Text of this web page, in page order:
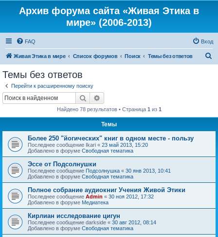
Архив форума сайта «Живая Этика в
мире» (2006-2013)
FAQ Вход
Живая Этика в мире Список форумов Поиск Темы без ответов
Темы без ответов
Перейти к расширенному поиску
Поиск
Найдено 78 результатов • Страница 1 из 1
Темы
Более 250 "йогических" книг в одном месте - пользу
Последнее сообщение Ikari « 23 май 2013, 15:20
Добавлено в форуме Свободная тематика
Эссе от Подсолнушки
Последнее сообщение Подсолнушка « 30 янв 2013, 10:41
Добавлено в форуме Свободная тематика
Полное собрание аудиокниг Учения Живой Этики
Последнее сообщение Admin « 30 ноя 2012, 17:32
Добавлено в форуме Медиатека
Кирлиан исследование цигун
Последнее сообщение darkside « 30 авг 2012, 08:14
Добавлено в форуме Свободная тематика